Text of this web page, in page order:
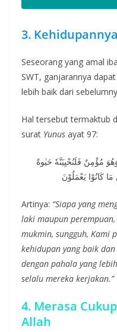
3.
Seseorang yang amal
SWT, ganjarannya
lebih baik dari
Hal tersebut termaktub
surat Yunus ayat 97:
مُؤْمِنٌ فَلَنُحْيِيَنَّهٗ حَيٰوةً
كَانُوْا يَعْمَلُوْنَ
Artinya: “Siapa yang
laki maupun
mukmin, sungguh, Kami
kehidupan yang baik
dengan pahala yang
selalu mereka kerjakan.”
4. Merasa
Allah